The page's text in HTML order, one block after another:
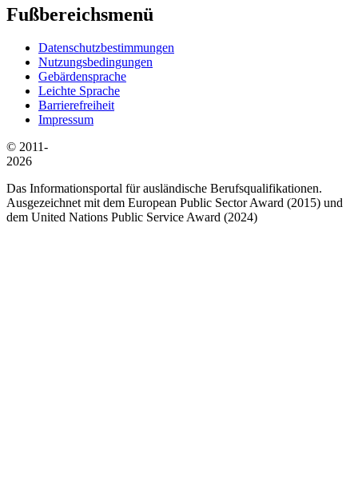
Fußbereichsmenü
Datenschutzbestimmungen
Nutzungsbedingungen
Gebärdensprache
Leichte Sprache
Barrierefreiheit
Impressum
© 2011-
2026
Das Informationsportal für ausländische Berufsqualifikationen.
Ausgezeichnet mit dem European Public Sector Award (2015) und
dem United Nations Public Service Award (2024)